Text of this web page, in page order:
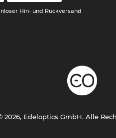
Hin- und Rückversand
2026, Edeloptics GmbH. Alle